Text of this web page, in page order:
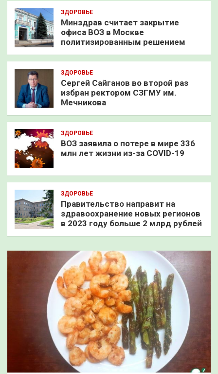
ЗДОРОВЬЕ
Минздрав считает закрытие
офиса ВОЗ в Москве
политизированным решением
ЗДОРОВЬЕ
Сергей Сайганов во второй раз
избран ректором СЗГМУ им.
Мечникова
ЗДОРОВЬЕ
ВОЗ заявила о потере в мире 336
млн лет жизни из-за COVID-19
ЗДОРОВЬЕ
Правительство направит на
здравоохранение новых регионов
в 2023 году больше 2 млрд рублей